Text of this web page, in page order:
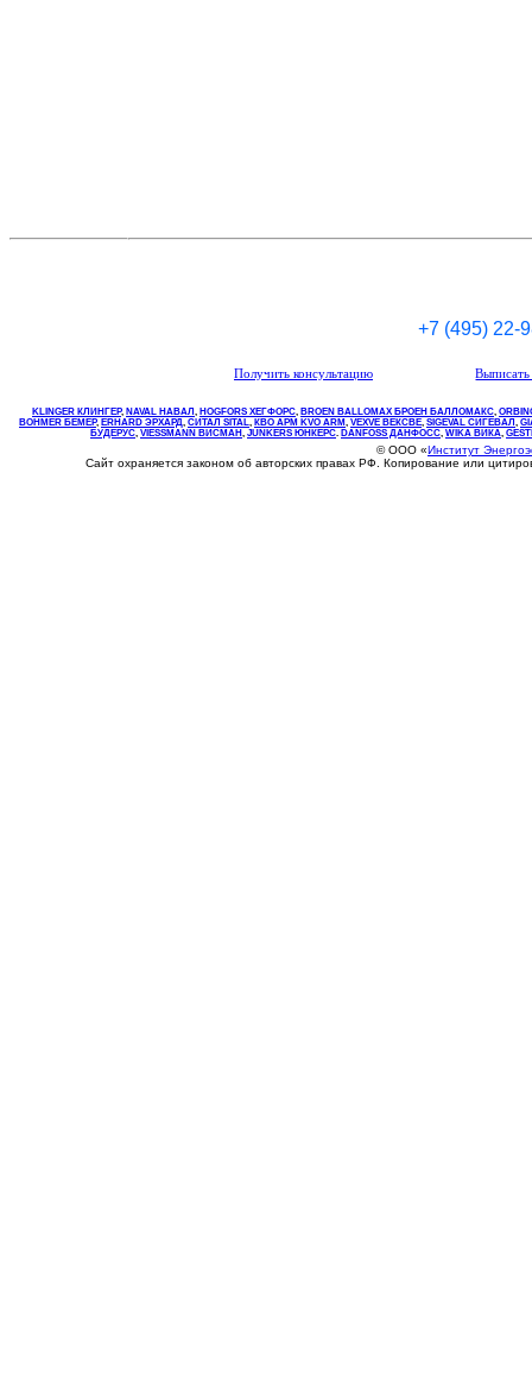
+7 (495) 22-
Получить консультацию
KLINGER КЛИНГЕР, NAVAL НАВАЛ , НOGFORS ХЕГФОРС, BROEN BALLOMAX БРОЕН БАЛЛОМАКС,
BOHMER БЕМЕР, ERHARD ЭРХАРД, СИТАЛ SITAL, КВО АРМ KVO ARM, VEXVE ВЕКСВЕ, SIGEVAL СИГЕВАЛ ,
БУДЕРУС, VIESSMANN ВИСМАН , JUNKERS ЮНКЕРС. DANFOSS ДАНФОСС, WIKA ВИКА,
© ООО «Институт
Сайт охраняется законом об авторских правах РФ. Копирование или